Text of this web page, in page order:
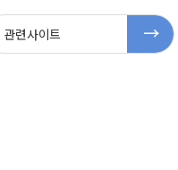
관련사이트